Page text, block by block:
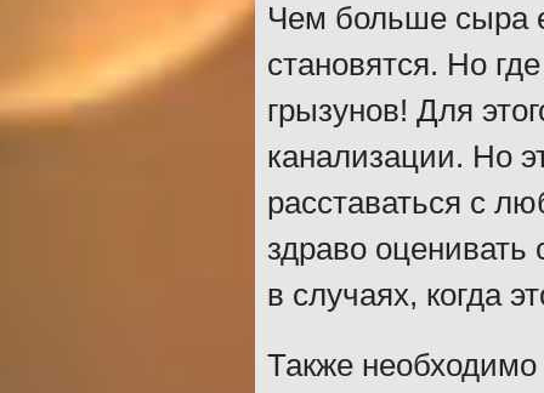
Чем больше сыра
становятся. Но
грызунов! Для
канализации. Но
расставаться с
здраво оценивать
в случаях, когда
Также необходимо